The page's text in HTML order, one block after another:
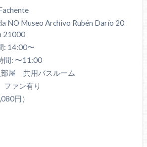
NO Museo Archivo Rubén Darío 20
21000
: 14:00〜
間: 〜11:00
部屋 共用バスルーム
ァン有り
円）